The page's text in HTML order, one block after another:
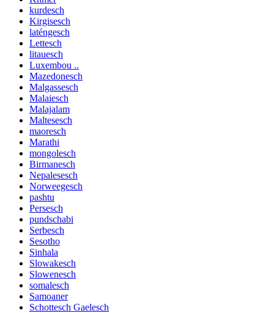
kurdesch
Kirgisesch
laténgesch
Lettesch
litauesch
Luxembou ..
Mazedonesch
Malgassesch
Malaiesch
Malajalam
Maltesesch
maoresch
Marathi
mongolesch
Birmanesch
Nepalesesch
Norweegesch
pashtu
Persesch
pundschabi
Serbesch
Sesotho
Sinhala
Slowakesch
Slowenesch
somalesch
Samoaner
Schottesch Gaelesch